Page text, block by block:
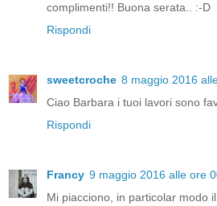
complimenti!! Buona serata.. :-D
Rispondi
sweetcroche 8 maggio 2016
Ciao Barbara i tuoi lavori sono
Rispondi
Francy 9 maggio 2016 alle ore
Mi piacciono, in particolar modo